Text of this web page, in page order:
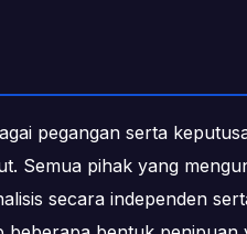
pegangan serta
Semua pihak yang
secara independen